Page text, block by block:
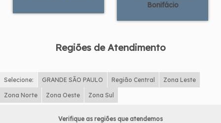
Bonifácio
Regiões de Atendimento
Selecione: GRANDE SÃO PAULO Região Central Zona Leste
Zona Norte Zona Oeste Zona Sul
Verifique as regiões que atendemos